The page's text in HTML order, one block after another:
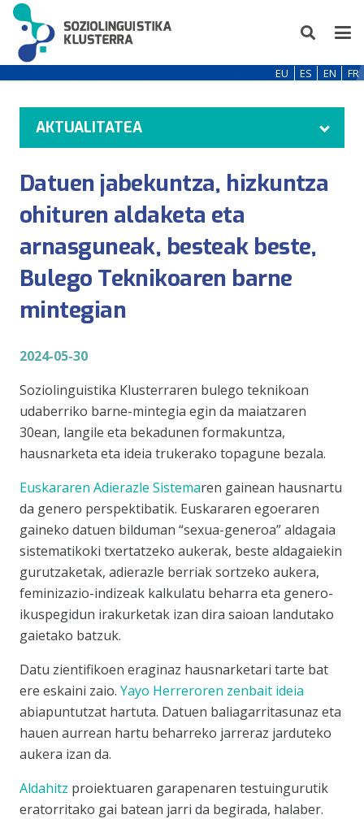
EU ES EN FR
AKTUALITATEA
Datuen jabekuntza, hizkuntza
ohituren aldaketa eta
arnasguneak, besteak beste,
Bulego Teknikoaren barne
mintegian
2024-05-30
Soziolinguistika Klusterraren bulego teknikoan
udaberriko barne-mintegia egin da maiatzaren
30ean, langile eta bekadunen formakuntza,
hausnarketa eta ideia trukerako topagune bezala.
Euskararen Adierazle Sistemaren gainean hausnartu
da genero perspektibatik. Euskararen egoeraren
gaineko datuen bilduman “sexua-generoa” aldagaia
sistematikoki txertatzeko aukerak, beste aldagaiekin
gurutzaketak, adierazle berriak sortzeko aukera,
feminizazio-indizeak kalkulatu beharra eta genero-
ikuspegidun irakurketak izan dira saioan landutako
gaietako batzuk.
Datu zientifikoen eraginaz hausnarketari tarte bat
ere eskaini zaio. Yayo Herreroren zenbait ideia
abiapuntutzat hartuta. Datuen baliagarritasunaz eta
hauen aurrean hartu beharreko jarreraz jarduteko
aukera izan da.
Aldahitz proiektuaren garapenaren testuingurutik
eratorritako gai batean jarri da begirada, halaber.